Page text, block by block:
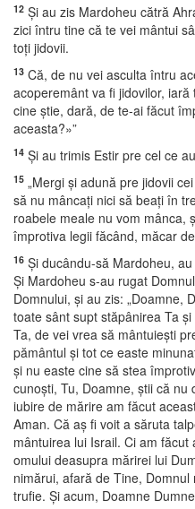
12 Şi au zis Mardoheu cătră
zici întru tine că te vei mântui
toţi jidovii.
13 Că, de nu vei asculta întru
acoperemânt va fi jidovilor,
cine ştie, dară, de te-ai făcut
aceasta?»”
14 Şi au trimis Estir pre cel ce
15 „Mergi şi adună pre jidovii
să nu mâncaţi nici să beaţi în
roabele meale nu vom mânca,
împrotiva legii făcând, măcar
16 Şi ducându-să Mardoheu,
Şi Mardoheu s-au rugat
Domnului, şi au zis: „Doamne,
toate sânt supt stăpânirea Ta
Ta, de vei vrea să mântuieşti
pământul şi tot ce easte
şi nu easte cine să stea
cunoşti, Tu, Doamne, ştii că nu
iubire de mărire am făcut
Aman. Că aş fi voit a săruta
mântuirea lui Israil. Ci am
omului deasupra mărirei lui
nimărui, afară de Tine,
trufie. Şi acum, Doamne